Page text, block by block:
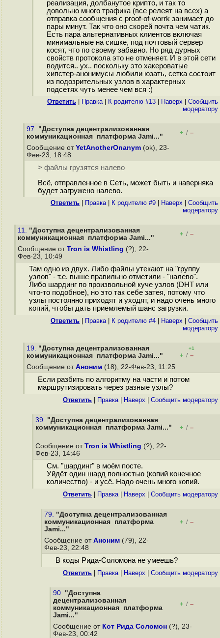
реализация, долбанутое крипто, и так то
довольно много трафика (все релеят на всех) а
отправка сообщения с proof-of-worrk занимает до
пары минут. Так что оно скорей почта чем чатик.
Есть пара альтернативных клиентов включая
минимальные на сишке, под почтовый сервер
косят, что по своему забавно. Но ряд дурных
свойств протокола это не отменяет. И в этой сети
водится.. ух.. поскольку это хакероватые
хипстер-анонимусы любили юзать, сетка состоит
из подозрительных узлов в характерных
подсетях чуть менее чем вся :)
Ответить Правка| К родителю #13 Наверх
Cообщить
модератору
97. "Доступна децентрализованная
коммуникационная платформа Jami..."
+ / –
Сообщение от YetAnotherOnanym (ok), 23-
Фев-23, 18:48
> файлы грузятся налево
Всё, отправленное в Сеть, может быть и наверняка
будет загружено налево.
Ответить Правка| К родителю #9 Наверх
Cообщить
модератору
11. "Доступна децентрализованная
коммуникационная платформа Jami..."
+ / –
Сообщение от Tron is Whistling (?), 22-
Фев-23, 10:49
Там одно из двух. Либо файлы утекают на "группу
узлов" - т.е. выше правильно отметили - "налево".
Либо шардинг по произвольной куче узлов (DHT или
что-то подобное), но это так себе затея, потому что
узлы постоянно приходят и уходят, и надо очень много
копий, чтобы дать приемлемый шанс загрузки.
Ответить Правка| К родителю #4 Наверх
Cообщить
модератору
19. "Доступна децентрализованная
коммуникационная платформа Jami..."
+1
+ / –
Сообщение от Аноним (18), 22-Фев-23, 11:25
Если разбить по алгоритму на части и потом
маршрутизировать через разные узлы?
Ответить Правка| Наверх Cообщить модератору
39. "Доступна децентрализованная
коммуникационная платформа Jami..."
+ / –
Сообщение от Tron is Whistling (?), 22-
Фев-23, 14:46
См. "шардинг" в моём посте.
Уйдёт один шард полностью (копий конечное
количество) - и усё. Надо очень много копий.
Ответить Правка| Наверх Cообщить модератору
79. "Доступна децентрализованная
коммуникационная платформа
Jami..."
+ / –
Сообщение от Аноним (79), 22-
Фев-23, 22:48
В коды Рида-Соломона не умеешь?
Ответить Правка| Наверх Cообщить модератору
90. "Доступна
децентрализованная
коммуникационная платформа
Jami..."
+ / –
Сообщение от Кот Рида Соломон (?), 23-
Фев-23, 00:42